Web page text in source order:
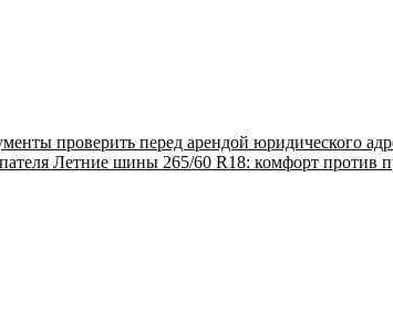
проверить перед арендой юридического
Летние шины 265/60 R18: комфорт против